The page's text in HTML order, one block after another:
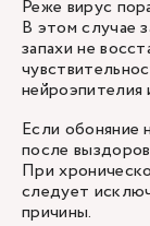
Реже вирус
В этом случае
запахи не
нейроэпителия
Если обоняние
после
При
следует
причины.